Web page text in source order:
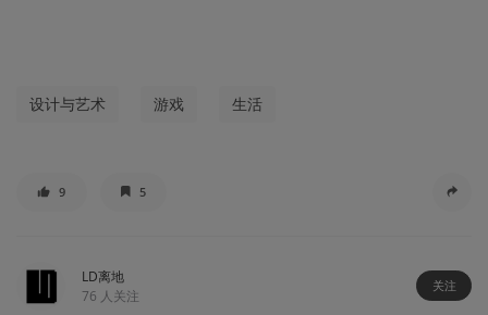
设计与艺术 游戏 生活
9 5
LD离地
76 人关注
关注